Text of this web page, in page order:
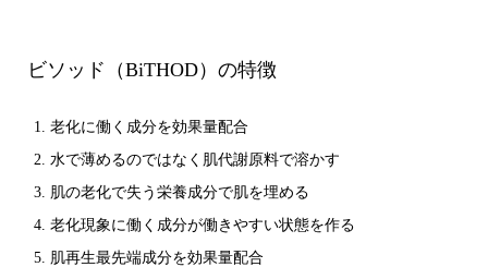
ビソッド（BiTHOD）の特徴
老化に働く成分を効果量配合
水で薄めるのではなく肌代謝原料で溶かす
肌の老化で失う栄養成分で肌を埋める
老化現象に働く成分が働きやすい状態を作る
肌再生最先端成分を効果量配合